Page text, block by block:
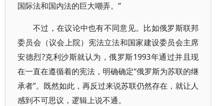
国际法和国内法的巨大嘲弄。”
不过，在议论中也有不同意见。比如俄罗斯联邦
委员会（议会上院）宪法立法和国家建设委员会主席
安德烈?克利沙斯就认为，俄罗斯1993年通过并且现
在一直在遵循着的宪法，明确确定“俄罗斯为苏联的继
承者”。既然如此，再反过来说苏联仍然存在，就让人
感到不可思议，逻辑上说不通。